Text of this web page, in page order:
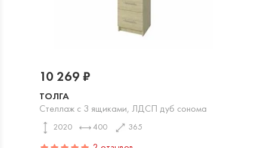
ТОЛГА
Стеллаж с 3 ящиками, ЛДСП дуб сонома
2020 400 365
10 269 ₽